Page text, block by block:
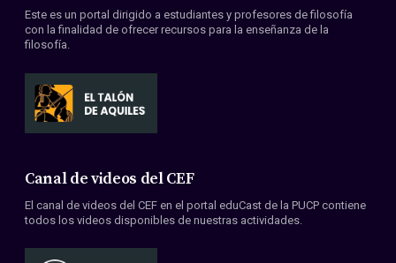
Convenios
Este es un portal dirigido a estudiantes y profesores de filosofía
con la finalidad de ofrecer recursos para la enseñanza de la
filosofía.
Canal de videos del CEF
El canal de videos del CEF en el portal eduCast de la PUCP contiene
todos los videos disponibles de nuestras actividades.